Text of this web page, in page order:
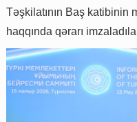
Təşkilatının Baş katibinin
haqqında qərarı